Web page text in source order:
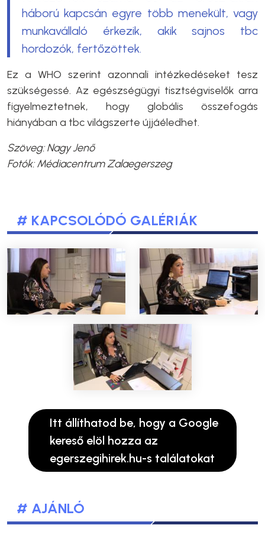
háború kapcsán egyre több menekült, vagy
munkavállaló érkezik, akik sajnos tbc
hordozók, fertőzöttek.
Ez a WHO szerint azonnali intézkedéseket tesz
szükségessé. Az egészségügyi tisztségviselők arra
figyelmeztetnek, hogy globális összefogás
hiányában a tbc világszerte újjáéledhet.
Szöveg: Nagy Jenő
Fotók: Médiacentrum Zalaegerszeg
# KAPCSOLÓDÓ GALÉRIÁK
Itt állíthatod be, hogy a Google
kereső elöl hozza az
egerszegihirek.hu-s találatokat
# AJÁNLÓ